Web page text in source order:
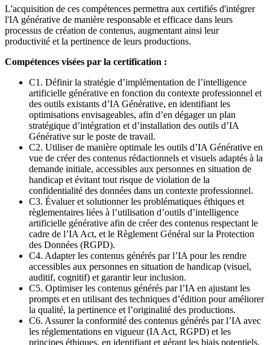
L'acquisition de ces compétences permettra aux certifiés d'intégrer
l'IA générative de manière responsable et efficace dans leurs
processus de création de contenus, augmentant ainsi leur
productivité et la pertinence de leurs productions.
Compétences visées par la certification :
C1. Définir la stratégie d’implémentation de l’intelligence
artificielle générative en fonction du contexte professionnel et
des outils existants d’IA Générative, en identifiant les
optimisations envisageables, afin d’en dégager un plan
stratégique d’intégration et d’installation des outils d’IA
Générative sur le poste de travail.
C2. Utiliser de manière optimale les outils d’IA Générative en
vue de créer des contenus rédactionnels et visuels adaptés à la
demande initiale, accessibles aux personnes en situation de
handicap et évitant tout risque de violation de la
confidentialité des données dans un contexte professionnel.
C3. Évaluer et solutionner les problématiques éthiques et
règlementaires liées à l’utilisation d’outils d’intelligence
artificielle générative afin de créer des contenus respectant le
cadre de l’IA Act, et le Règlement Général sur la Protection
des Données (RGPD).
C4. Adapter les contenus générés par l’IA pour les rendre
accessibles aux personnes en situation de handicap (visuel,
auditif, cognitif) et garantir leur inclusion.
C5. Optimiser les contenus générés par l’IA en ajustant les
prompts et en utilisant des techniques d’édition pour améliorer
la qualité, la pertinence et l’originalité des productions.
C6. Assurer la conformité des contenus générés par l’IA avec
les réglementations en vigueur (IA Act, RGPD) et les
principes éthiques, en identifiant et gérant les biais potentiels.